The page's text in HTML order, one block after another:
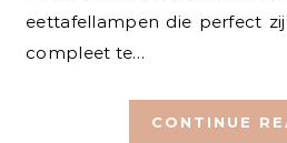
eettafellampen die perfect
compleet te…
CONTINUE